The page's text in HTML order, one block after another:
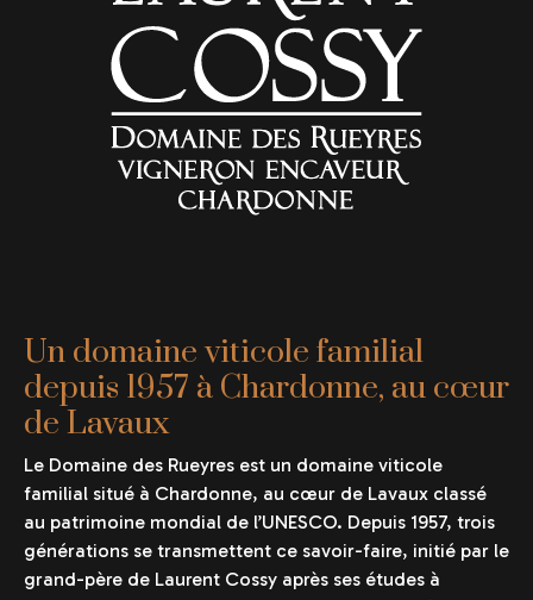
Un domaine viticole familial
depuis 1957 à Chardonne, au cœur
de Lavaux
Le Domaine des Rueyres est un domaine viticole
familial situé à Chardonne, au cœur de Lavaux classé
au patrimoine mondial de l’UNESCO. Depuis 1957, trois
générations se transmettent ce savoir-faire, initié par le
grand-père de Laurent Cossy après ses études à